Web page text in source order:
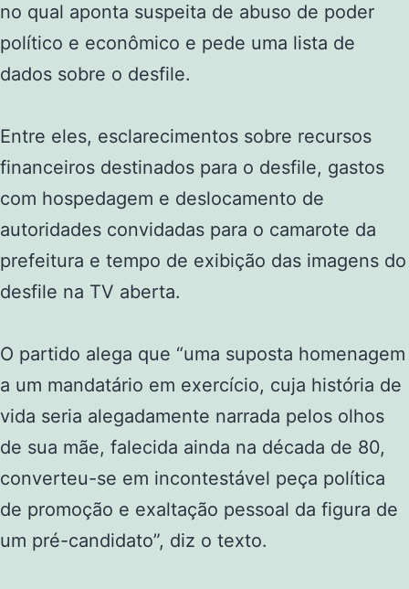
no qual aponta suspeita de abuso de poder
político e econômico e pede uma lista de
dados sobre o desfile.
Entre eles, esclarecimentos sobre recursos
financeiros destinados para o desfile, gastos
com hospedagem e deslocamento de
autoridades convidadas para o camarote da
prefeitura e tempo de exibição das imagens do
desfile na TV aberta.
O partido alega que “uma suposta homenagem
a um mandatário em exercício, cuja história de
vida seria alegadamente narrada pelos olhos
de sua mãe, falecida ainda na década de 80,
converteu-se em incontestável peça política
de promoção e exaltação pessoal da figura de
um pré-candidato”, diz o texto.